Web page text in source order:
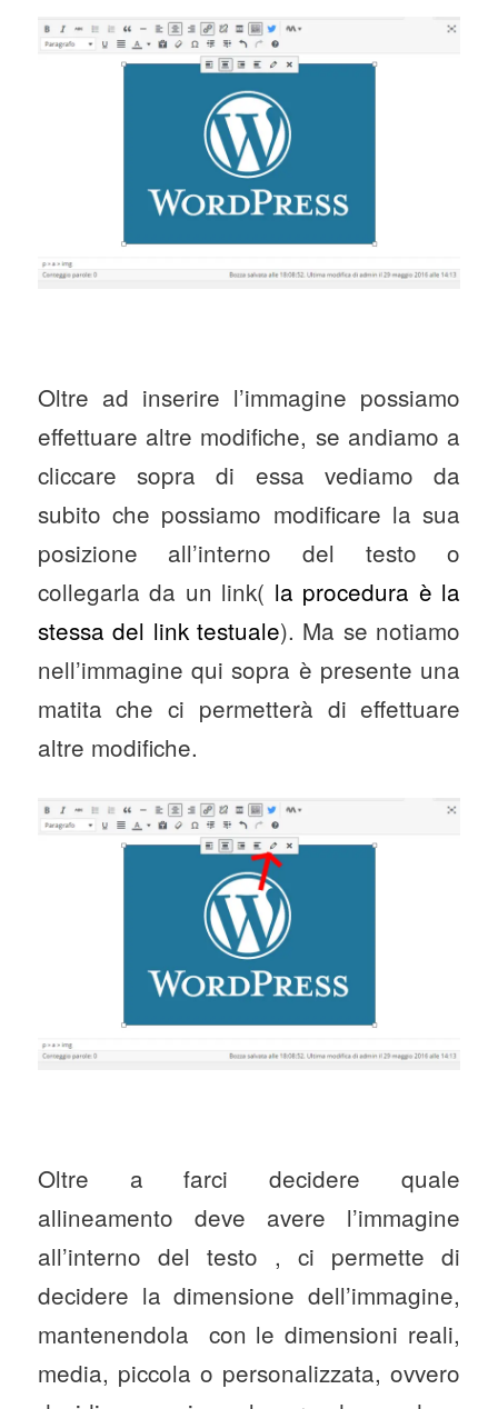
Oltre ad inserire l’immagine possiamo
effettuare altre modifiche, se andiamo a
cliccare sopra di essa vediamo da
subito che possiamo modificare la sua
posizione all’interno del testo o
collegarla da un link( la procedura è la
stessa del link testuale). Ma se notiamo
nell’immagine qui sopra è presente una
matita che ci permetterà di effettuare
altre modifiche.
Oltre a farci decidere quale
allineamento deve avere l’immagine
all’interno del testo , ci permette di
decidere la dimensione dell’immagine,
mantenendola con le dimensioni reali,
media, piccola o personalizzata, ovvero